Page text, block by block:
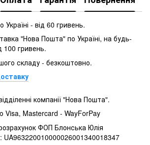
- від 60 гривень.
"Нова Пошта" по Україні, на будь-
100 гривень.
складу - безкоштовно.
компанії "Нова Пошта".
Visa, Mastercard - WayForPay
ФОП Блонська Юлія
UA963220010000026001340018347